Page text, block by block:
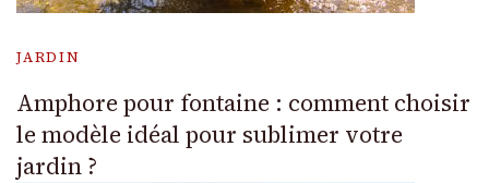
JARDIN
Amphore pour fontaine : comment choisir
le modèle idéal pour sublimer votre
jardin ?